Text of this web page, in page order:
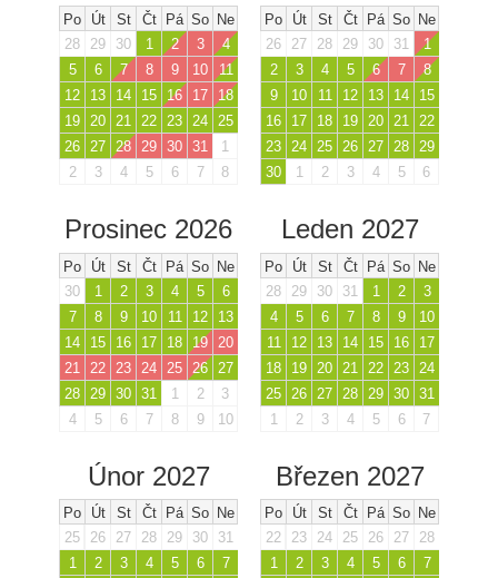
Po Út St Čt Pá So Ne
28
29 30 1 2 3
4
5
6 7 8 9 10
11
12
13 14 15 16 17
18
19 20 21 22 23 24 25
26 27 28 29 30 31
1
2
3 4 5 6 7 8
Po Út St Čt Pá So Ne
26
27 28 29 30 31
1
2
3 4 5 6 7
8
9
10 11 12 13 14
15
16
17 18 19 20 21 22
23 24 25 26 27 28 29
30
1 2 3 4 5 6
Prosinec 2026
Po Út St Čt Pá So Ne
30
1 2 3 4 5
6
7
8 9 10 11 12
13
14
15 16 17 18 19
20
21
22 23 24 25 26
27
28
29 30 31 1 2
3
4
5 6 7 8 9 10
Leden 2027
Po Út St Čt Pá So Ne
28
29 30 31 1 2
3
4
5 6 7 8 9
10
11
12 13 14 15 16
17
18
19 20 21 22 23
24
25
26 27 28 29 30 31
1
2 3 4 5 6 7
Únor 2027
Po Út St Čt Pá So Ne
25
26 27 28 29 30
31
1
2 3 4 5 6
7
Březen 2027
Po Út St Čt Pá So Ne
22
23 24 25 26 27
28
1
2 3 4 5 6
7